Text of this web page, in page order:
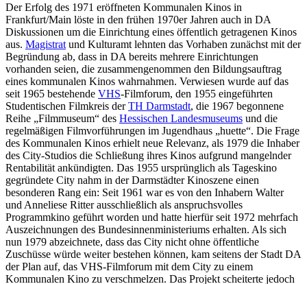
Der Erfolg des 1971 eröffneten Kommunalen Kinos in
Frankfurt/Main löste in den frühen 1970er Jahren auch in DA
Diskussionen um die Einrichtung eines öffentlich getragenen Kinos
aus. Magistrat und Kulturamt lehnten das Vorhaben zunächst mit der
Begründung ab, dass in DA bereits mehrere Einrichtungen
vorhanden seien, die zusammengenommen den Bildungsauftrag
eines kommunalen Kinos wahrnahmen. Verwiesen wurde auf das
seit 1965 bestehende VHS-Filmforum, den 1955 eingeführten
Studentischen Filmkreis derTH Darmstadt, die 1967 begonnene
Reihe „Filmmuseum“ des Hessischen Landesmuseums und die
regelmäßigen Filmvorführungen im Jugendhaus „huette“. Die Frage
des Kommunalen Kinos erhielt neue Relevanz, als 1979 die Inhaber
des City-Studios die Schließung ihres Kinos aufgrund mangelnder
Rentabilität ankündigten. Das 1955 ursprünglich als Tageskino
gegründete City nahm in der Darmstädter Kinoszene einen
besonderen Rang ein: Seit 1961 war es von den Inhabern Walter
und Anneliese Ritter ausschließlich als anspruchsvolles
Programmkino geführt worden und hatte hierfür seit 1972 mehrfach
Auszeichnungen des Bundesinnenministeriums erhalten. Als sich
nun 1979 abzeichnete, dass das City nicht ohne öffentliche
Zuschüsse würde weiter bestehen können, kam seitens der Stadt DA
der Plan auf, das VHS-Filmforum mit dem City zu einem
Kommunalen Kino zu verschmelzen. Das Projekt scheiterte jedoch